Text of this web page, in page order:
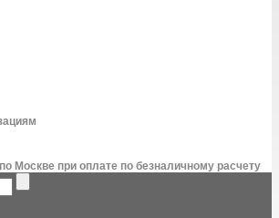
Москве при оплате по безналичному расчету